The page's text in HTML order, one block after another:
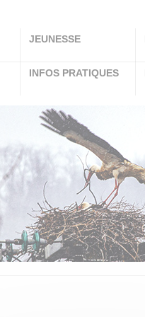
JEUNESSE
INFOS PRATIQUES